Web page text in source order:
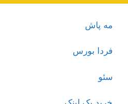
مه پاش
فردا بورس
سئو